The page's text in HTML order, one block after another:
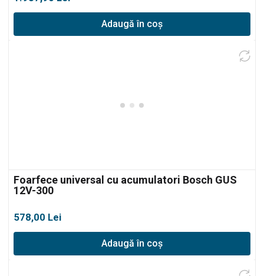
Adaugă în coș
Foarfece universal cu acumulatori Bosch GUS
12V-300
578,00 Lei
Adaugă în coș